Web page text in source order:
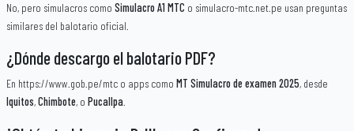
No, pero simulacros como Simulacro A1 MTC o simulacro-mtc.net.pe usan preguntas
similares del balotario oficial.
¿Dónde descargo el balotario PDF?
En https://www.gob.pe/mtc o apps como MT Simulacro de examen 2025, desde
Iquitos,Chimbote, o Pucallpa